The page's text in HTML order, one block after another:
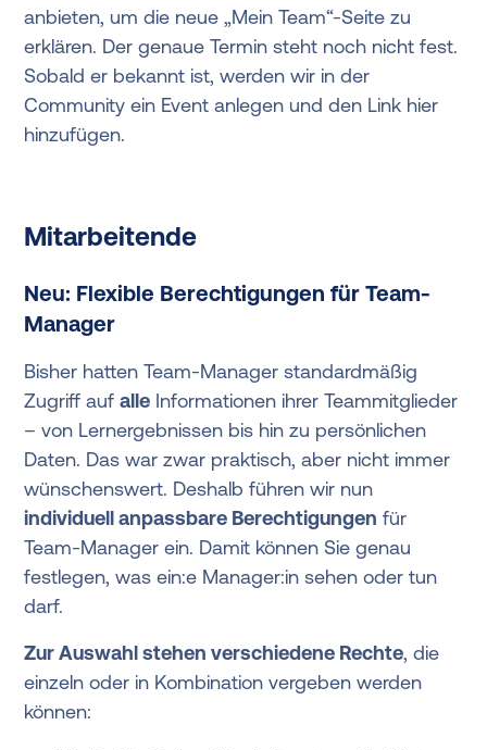
anbieten, um die neue „Mein Team“-Seite zu
erklären. Der genaue Termin steht noch nicht fest.
Sobald er bekannt ist, werden wir in der
Community ein Event anlegen und den Link hier
hinzufügen.
Mitarbeitende
Neu: Flexible Berechtigungen für Team-
Manager
Bisher hatten Team-Manager standardmäßig
Zugriff aufalle Informationen ihrer Teammitglieder
– von Lernergebnissen bis hin zu persönlichen
Daten. Das war zwar praktisch, aber nicht immer
wünschenswert. Deshalb führen wir nun
individuell anpassbare Berechtigungen für
Team-Manager ein. Damit können Sie genau
festlegen, was ein:e Manager:in sehen oder tun
darf.
Zur Auswahl stehen verschiedene Rechte, die
einzeln oder in Kombination vergeben werden
können: